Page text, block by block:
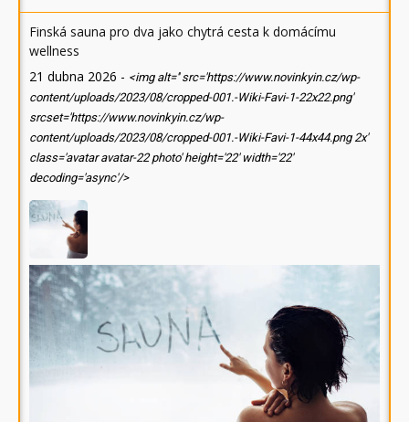
Finská sauna pro dva jako chytrá cesta k domácímu
wellness
21 dubna 2026 - <img alt='' src='https://www.novinkyin.cz/wp-
content/uploads/2023/08/cropped-001.-Wiki-Favi-1-22x22.png'
srcset='https://www.novinkyin.cz/wp-
content/uploads/2023/08/cropped-001.-Wiki-Favi-1-44x44.png 2x'
class='avatar avatar-22 photo' height='22' width='22'
decoding='async'/>